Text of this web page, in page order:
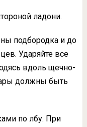
ладони.
подбородка и до
Ударяйте все
вдоль щечно-
должны быть
по лбу. При